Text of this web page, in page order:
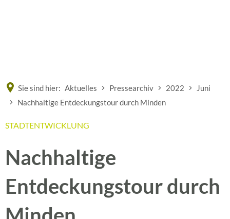
Sie sind hier: Aktuelles Pressearchiv 2022
Juni
Nachhaltige Entdeckungstour durch Minden
STADTENTWICKLUNG
Nachhaltige
Entdeckungstour durch